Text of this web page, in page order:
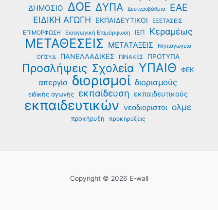
ΔΗΜΟΣΙΟ ΔΟΕ ΔΥΠΑ Δευτεροβάθμια ΕΑΕ
ΕΙΔΙΚΗ ΑΓΩΓΗ ΕΚΠΑΙΔΕΥΤΙΚΟΙ ΕΞΕΤΑΣΕΙΣ
ΕΠΙΜΟΡΦΩΣΗ Εισαγωγική Επιμόρφωση ΙΕΠ Κεραμέως
ΜΕΤΑΘΕΣΕΙΣ ΜΕΤΑΤΑΞΕΙΣ
Νηπιαγωγεία
ΟΠΣΥΔ
ΠΑΝΕΛΛΑΔΙΚΕΣ ΠΙΝΑΚΕΣ ΠΡΟΤΥΠΑ
Προσλήψεις Σχολεία ΥΠΑΙΘ ΦΕΚ
απεργία διορισμοί διορισμούς
ειδικής αγωγής εκπαίδευση εκπαιδευτικούς
εκπαιδευτικών νεοδιοριστοι ολμε
προκήρυξη προκηρύξεις
Copyright © 2026 E-wall